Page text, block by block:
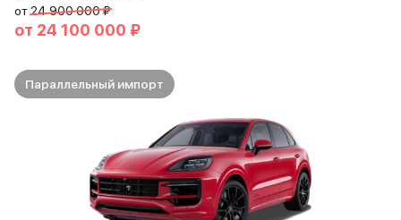
от24 900 000 ₽
от 24 100 000 ₽
Параллельный импорт